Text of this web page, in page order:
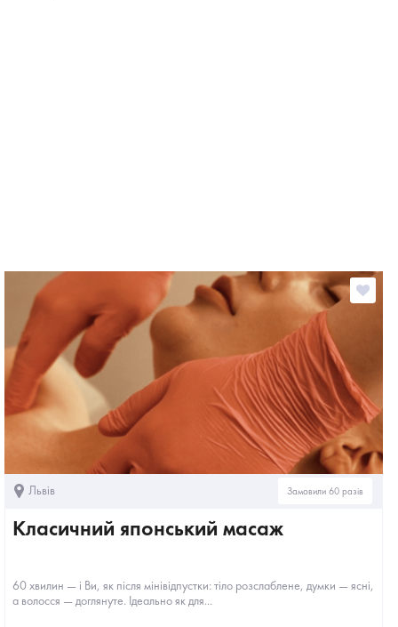
Львів Замовили 60 разів
Класичний японський масаж
60 хвилин — і Ви, як після мінівідпустки: тіло розслаблене, думки — ясні,
а волосся — доглянуте. Ідеально як для...